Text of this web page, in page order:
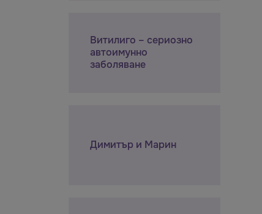
Витилиго – сериозно
автоимунно
заболяване
Димитър и Марин